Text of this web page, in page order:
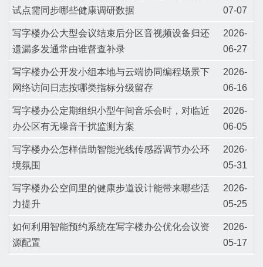
试点需同步哪些健康调研数据
07-07
写字楼办公大型会议结束后分区音视频设备归还
遗漏多发通常由谁督查补录
2026-
06-27
写字楼办公开发小组本地与云端协同编程场景下
网络访问日志按哪类指标分级留存
2026-
06-16
写字楼办公定期组织小型午间音乐会时，对临近
办公区有无噪音干扰监测方案
2026-
06-05
写字楼办公怎样借助智能光线传感器调节办公环
境氛围
2026-
05-31
写字楼办公空间里的健康步道设计能带来哪些活
力提升
2026-
05-25
如何利用智能预约系统在写字楼办公优化会议资
源配置
2026-
05-17